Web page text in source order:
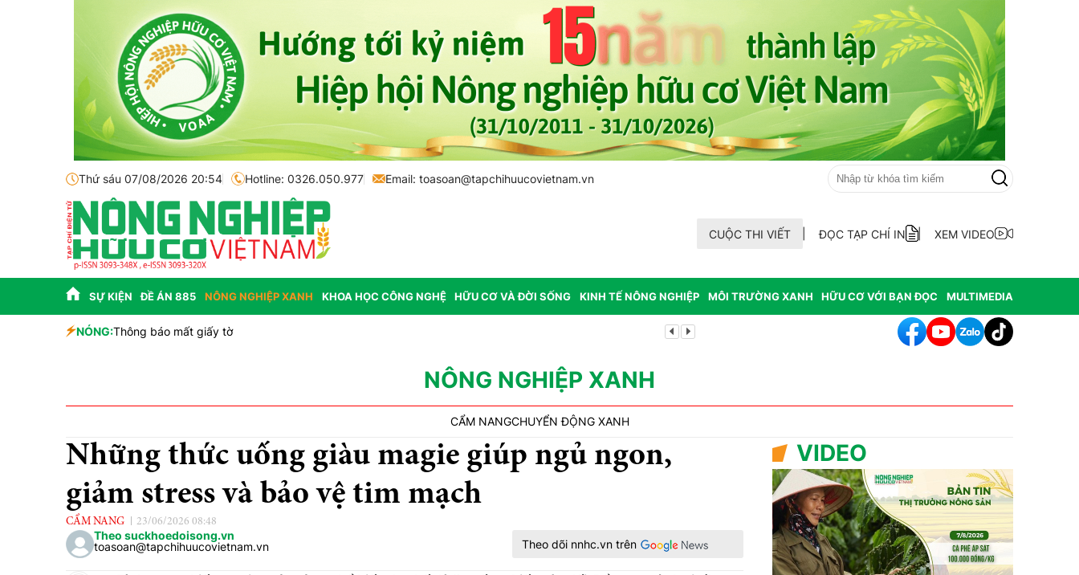
Thứ sáu 07/08/2026 20:54 Hotline: 0326.050.977 Email: toasoan@tapchihuucovietnam.vn
CUỘC THI VIẾT ĐỌC TẠP CHÍ IN XEM VIDEO
SỰ KIỆN ĐỀ ÁN 885 NÔNG NGHIỆP XANH KHOA HỌC CÔNG NGHỆ HỮU CƠ VÀ ĐỜI SỐNG KINH TẾ NÔNG NGHIỆP MÔI TRƯỜNG XANH HỮU CƠ VỚI BẠN ĐỌC MULTIMEDIA
NÓNG:Thông báo mất giấy tờ Lâm Đồng: Không hợp thức hóa diện tích đất vi phạm có nguồn gốc từ phá rừng
NÔNG NGHIỆP XANH
CẨM NANGCHUYỂN ĐỘNG XANH
Những thức uống giàu magie giúp ngủ ngon,
giảm stress và bảo vệ tim mạch
CẨM NANG 23/06/2026 08:48
Theo suckhoedoisong.vn
toasoan@tapchihuucovietnam.vn
Theo dõi nnhc.vn trên
VIDEO